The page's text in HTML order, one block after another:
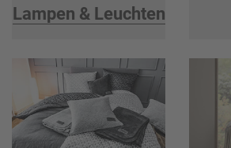
Lampen & Leuchten